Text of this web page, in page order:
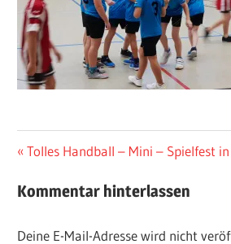
Beitragsnavigation
Vorheriger
Tolles Handball – Mini – Spielfest
Kommentar hinterlassen
Deine E-Mail-Adresse wird nicht